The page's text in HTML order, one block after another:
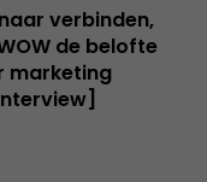
verbinden,
de belofte
marketing